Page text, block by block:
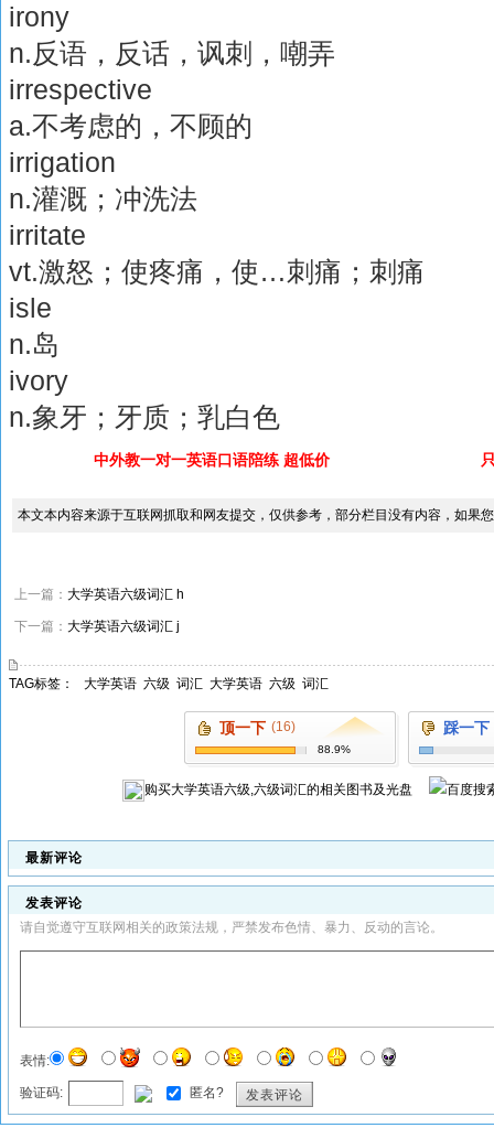
irony
n.反语，反话，讽刺，嘲弄
irrespective
a.不考虑的，不顾的
irrigation
n.灌溉；冲洗法
irritate
vt.激怒；使疼痛，使…刺痛；刺痛
isle
n.岛
ivory
n.象牙；牙质；乳白色
中外教一对一英语口语陪练 超低价
本文本内容来源于互联网抓取和网友提交，仅供参考，部分栏目没有内容，如果
上一篇： 大学英语六级词汇 h
下一篇： 大学英语六级词汇 j
TAG标签： 大学英语 六级 词汇 大学英语 六级 词汇
顶一下 (16)
88.9%
踩一下
购买大学英语六级,六级词汇的相关图书及光盘
最新评论
发表评论
请自觉遵守互联网相关的政策法规，严禁发布色情、暴力、反动的言论。
表情:
验证码: 匿名? 发表评论